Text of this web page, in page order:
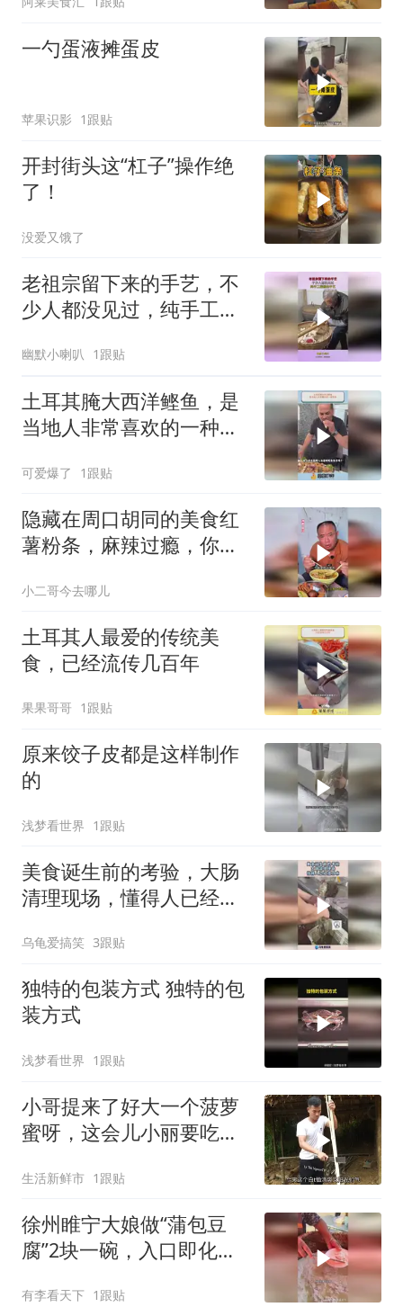
一勺蛋液摊蛋皮
苹果识影 1跟贴
开封街头这“杠子”操作绝
了！
没爱又饿了
老祖宗留下来的手艺，不
少人都没见过，纯手工搓
幽默小喇叭 1跟贴
土耳其腌大西洋鲣鱼，是
当地人非常喜欢的一种美
可爱爆了 1跟贴
隐藏在周口胡同的美食红
薯粉条，麻辣过瘾，你来
小二哥今去哪儿
土耳其人最爱的传统美
食，已经流传几百年
果果哥哥 1跟贴
原来饺子皮都是这样制作
的
浅梦看世界 1跟贴
美食诞生前的考验，大肠
清理现场，懂得人已经流
乌龟爱搞笑 3跟贴
独特的包装方式 独特的包
装方式
浅梦看世界 1跟贴
小哥提来了好大一个菠萝
蜜呀，这会儿小丽要吃美
生活新鲜市 1跟贴
徐州睢宁大娘做“蒲包豆
腐”2块一碗，入口即化，
有李看天下 1跟贴